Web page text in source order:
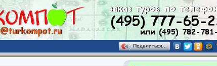
Поделиться…